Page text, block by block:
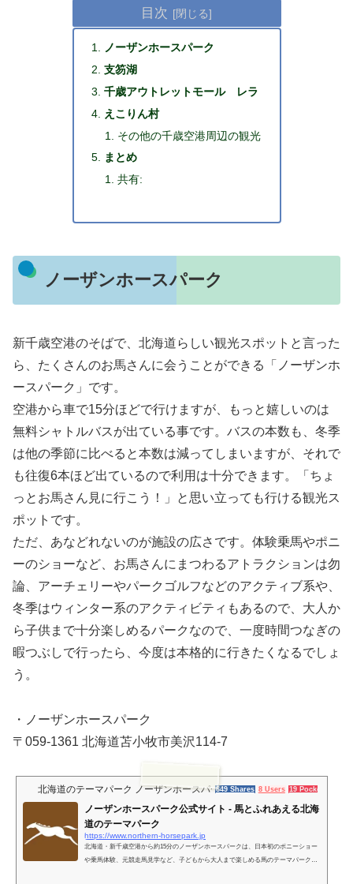
目次
ノーザンホースパーク
支笏湖
千歳アウトレットモール レラ
えこりん村
その他の千歳空港周辺の観光
まとめ
共有:
ノーザンホースパーク
新千歳空港のそばで、北海道らしい観光スポットと言った
ら、たくさんのお馬さんに会うことができる「ノーザンホ
ースパーク」です。
空港から車で15分ほどで行けますが、もっと嬉しいのは
無料シャトルバスが出ている事です。バスの本数も、冬季
は他の季節に比べると本数は減ってしまいますが、それで
も往復6本ほど出ているので利用は十分できます。「ちょ
っとお馬さん見に行こう！」と思い立っても行ける観光ス
ポットです。
ただ、あなどれないのが施設の広さです。体験乗馬やポニ
ーのショーなど、お馬さんにまつわるアトラクションは勿
論、アーチェリーやパークゴルフなどのアクティブ系や、
冬季はウィンター系のアクティビティもあるので、大人か
ら子供まで十分楽しめるパークなので、一度時間つなぎの
暇つぶしで行ったら、今度は本格的に行きたくなるでしょ
う。
・ノーザンホースパーク
〒059-1361 北海道苫小牧市美沢114-7
北海道のテーマパーク ノーザンホースパーク649 Shares 8 Users 19 Pockets
ノーザンホースパーク公式サイト - 馬とふれあえる北海
道のテーマパーク
https://www.northern-horsepark.jp
北海道・新千歳空港から約15分のノーザンホースパークは、日本初のポニーショー
や乗馬体験、元競走馬見学など、子どもから大人まで楽しめる馬のテーマパークで